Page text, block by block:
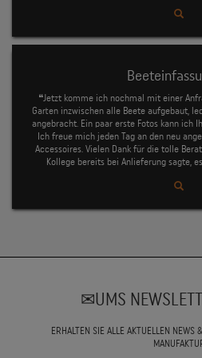
❝Jetzt komme ich nochmal mit einer
Garten inzwischen alle Beete aufgebaut,
angebracht. Ein paar erste Fotos kann ich
Ich freue mich jeden Tag an den neu
Accessoires. Vielen Dank für die tolle
Kollege bereits bei Anlieferung sagte,
UMS
ERHALTEN SIE ALLE AKTUELLEN NEWS